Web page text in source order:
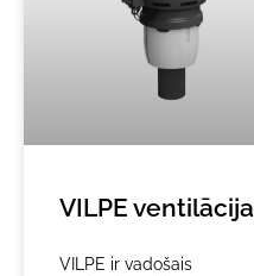
VILPE ventilācija
VILPE ir vadošais